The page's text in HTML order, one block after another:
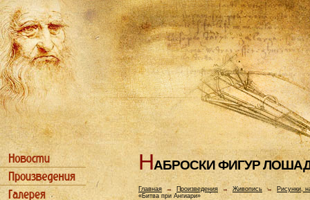
НАБРОСКИ ФИГУР
Главная→ Произведения → Живопись → Рисунки,
«Битва при Ангиари»